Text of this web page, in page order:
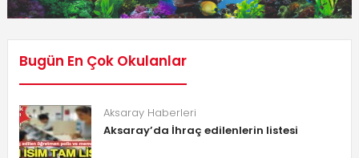
Bugün En Çok Okulanlar
Aksaray Haberleri
Aksaray’da İhraç edilenlerin listesi